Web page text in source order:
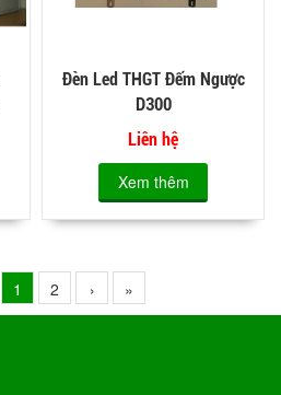
Đèn Led THGT Đếm Ngược
D300
Liên hệ
Xem thêm
1 2 › »